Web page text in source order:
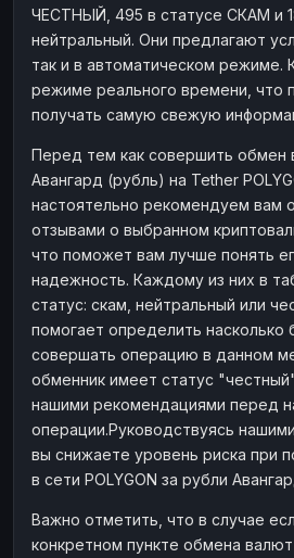
ЧЕСТНЫЙ, 495 в статусе СКАМ и
нейтральный. Они предлагают
так и в автоматическом режиме.
режиме реального времени, что
получать самую свежую
Перед тем как совершить обмен
Авангард (рубль) на Tether
настоятельно рекомендуем вам
отзывами о выбранном
что поможет вам лучше понять
надежность. Каждому из них в
статус: скам, нейтральный или
помогает определить насколько
совершать операцию в данном
обменник имеет статус
нашими рекомендациями перед
операции.Руководствуясь
вы снижаете уровень риска при
в сети POLYGON за рубли
Важно отметить, что в случае
конкретном пункте обмена